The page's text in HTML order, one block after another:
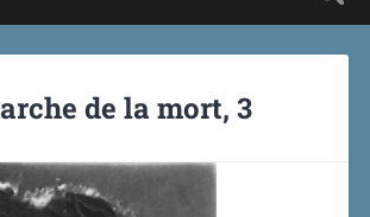
de la mort, 3